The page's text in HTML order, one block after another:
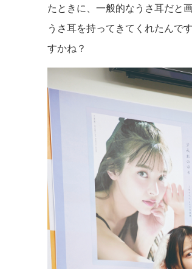
たときに、一般的なうさ耳だと
うさ耳を持ってきてくれたんで
すかね？